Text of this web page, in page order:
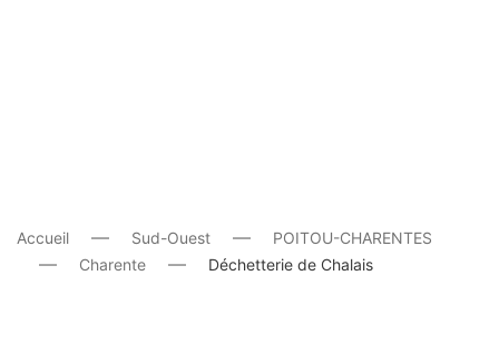
Accueil Sud-Ouest
POITOU-CHARENTES
Charente
Déchetterie de Chalais